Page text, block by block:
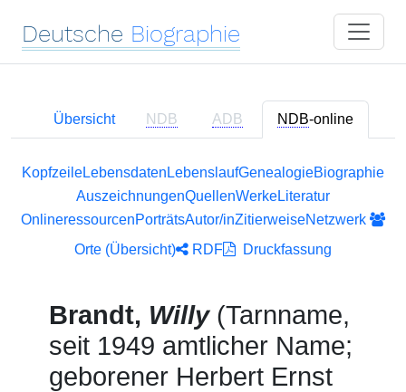
Deutsche Biographie
Übersicht NDB ADB NDB-online
KopfzeileLebensdaten LebenslaufGenealogieBiographie
AuszeichnungenQuellenWerkeLiteratur
OnlineressourcenPorträtsAutor/inZitierweiseNetzwerk
Orte (Übersicht)
RDF Druckfassung
Brandt, Willy (Tarnname,
seit 1949 amtlicher Name;
geborener Herbert Ernst